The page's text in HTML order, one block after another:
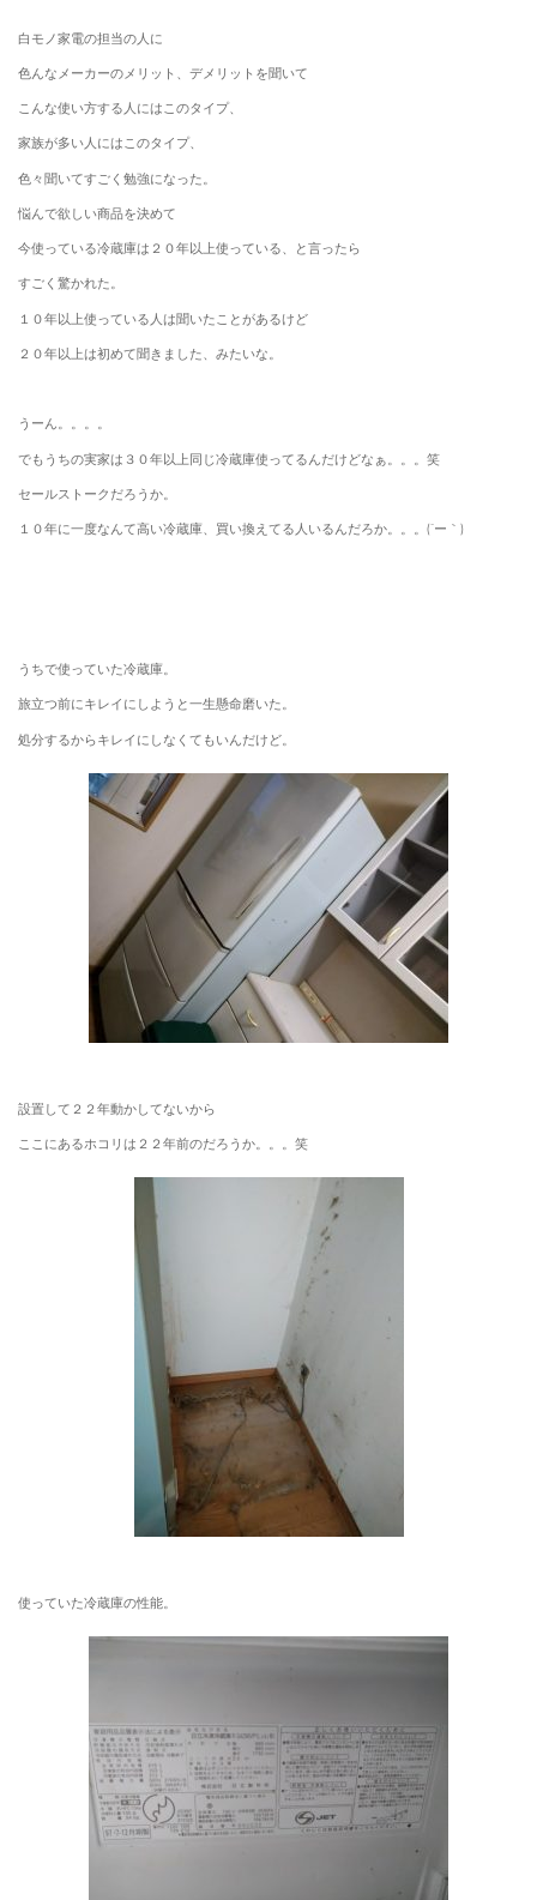
白モノ家電の担当の人に
色んなメーカーのメリット、デメリットを聞いて
こんな使い方する人にはこのタイプ、
家族が多い人にはこのタイプ、
色々聞いてすごく勉強になった。
悩んで欲しい商品を決めて
今使っている冷蔵庫は２０年以上使っている、と言ったら
すごく驚かれた。
１０年以上使っている人は聞いたことがあるけど
２０年以上は初めて聞きました、みたいな。
うーん。。。。
でもうちの実家は３０年以上同じ冷蔵庫使ってるんだけどなぁ。。。笑
セールストークだろうか。
１０年に一度なんて高い冷蔵庫、買い換えてる人いるんだろか。。。(´ー｀)
うちで使っていた冷蔵庫。
旅立つ前にキレイにしようと一生懸命磨いた。
処分するからキレイにしなくてもいんだけど。
設置して２２年動かしてないから
ここにあるホコリは２２年前のだろうか。。。笑
使っていた冷蔵庫の性能。